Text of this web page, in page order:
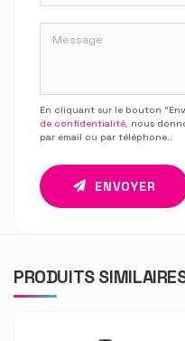
En cliquant sur le bouton
de confidentialité, nous
par email ou par téléphone..
ENVOYER
PRODUITS